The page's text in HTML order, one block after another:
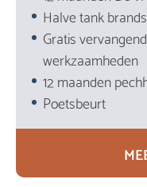
Halve tank
Gratis
werkzaamheden
12 maanden
Poetsbeurt